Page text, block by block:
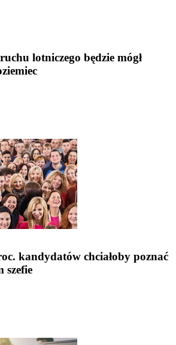
lotniczego będzie mógł
kandydatów chciałoby poznać
szefie